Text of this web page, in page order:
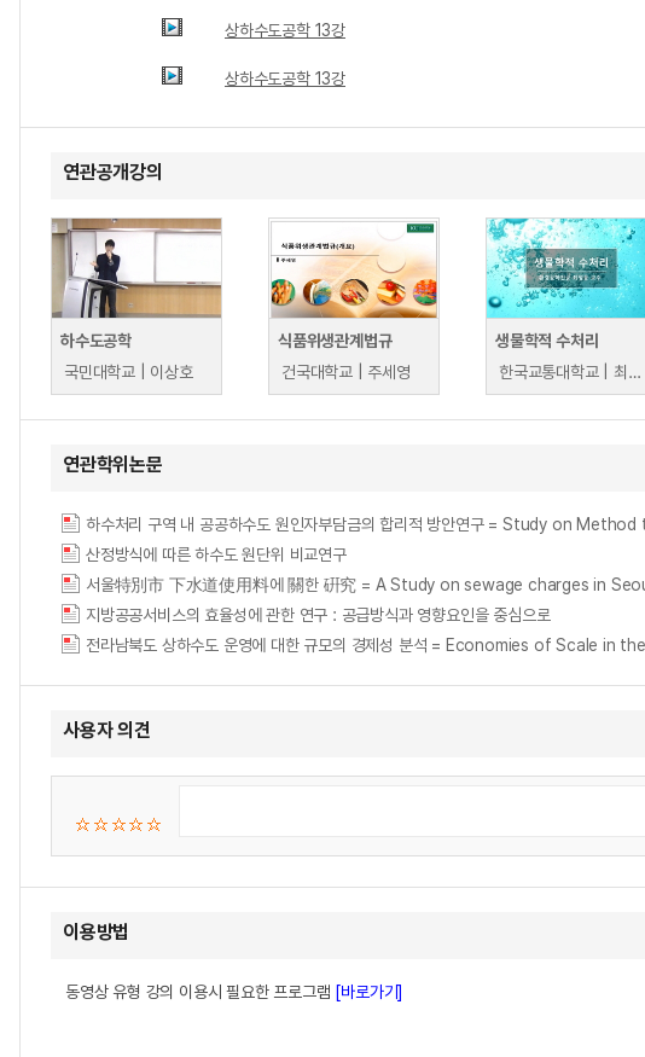
상하수도공학 13강
상하수도공학 13강
연관공개강의
하수도공학
국민대학교 | 이상호
식품위생관계법규
건국대학교 | 주세영
생물학적 수처리
한국교통대학교 | 최정동
연관학위논문
하수처리 구역 내 공공하수도 원인자부담금의 합리적 방안연구 = Study on
산정방식에 따른 하수도 원단위 비교연구
서울特別市 下水道使用料에 關한 硏究 = A Study on sewage charges in
지방공공서비스의 효율성에 관한 연구 : 공급방식과 영향요인을 중심으로
전라남북도 상하수도 운영에 대한 규모의 경제성 분석 = Economies of Scale
사용자 의견
이용방법
동영상 유형 강의 이용시 필요한 프로그램 [바로가기]